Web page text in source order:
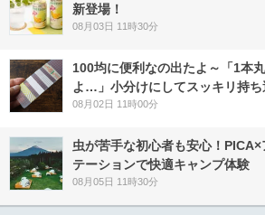
新登場！
08月03日 11時30分
100均に便利なの出たよ～「1本
よ…」小分けにしてスッキリ持ち
08月02日 11時00分
虫が苦手な初心者も安心！
テーションで快適キャンプ体験
08月05日 11時30分